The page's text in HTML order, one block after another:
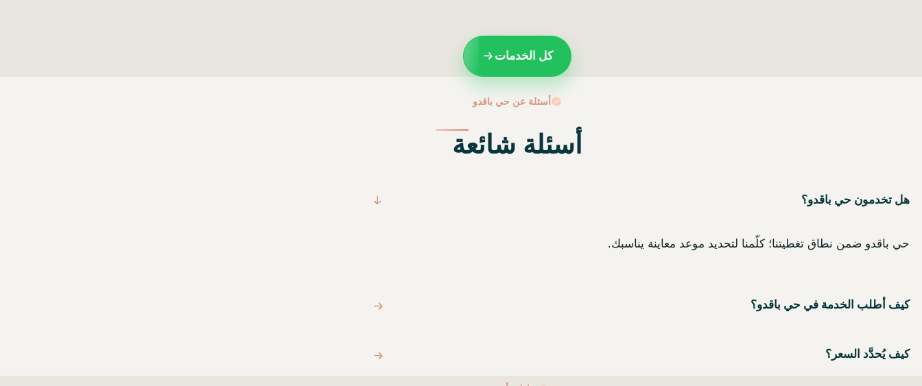
كل الخدمات
أسئلة عن حي باقدو
أسئلة شائعة
هل تخدمون حي باقدو؟
حي باقدو ضمن نطاق تغطيتنا؛ كلّمنا لتحديد موعد معاينة يناسبك.
كيف أطلب الخدمة في حي باقدو؟
كيف يُحدَّد السعر؟